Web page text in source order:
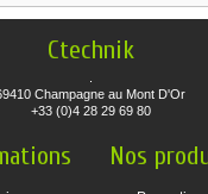
Ctechnik
Champagne au Mont D'Or
+33 (0)4 28 29 69 80
Nos